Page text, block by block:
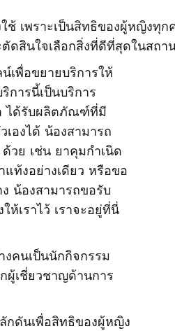
เพราะเป็นสิทธิของผู้หญิงทุก
ตัดสินใจเลือกสิ่งที่ดีที่สุดในส
เพื่อขยายบริการให้
การนี้เป็นบริการ
ได้รับผลิตภัณฑ์ที่มี
องได้ น้องสามารถ
วย เช่น ยาคุมกำเนิด
ท้งอย่างเดียว หรือขอ
น้องสามารถขอรับ
เราไว้ เราจะอยู่ที่นี่
คนเป็นนักกิจกรรม
ผู้เชี่ยวชาญด้านการ
กดันเพื่อสิทธิของผู้หญิง